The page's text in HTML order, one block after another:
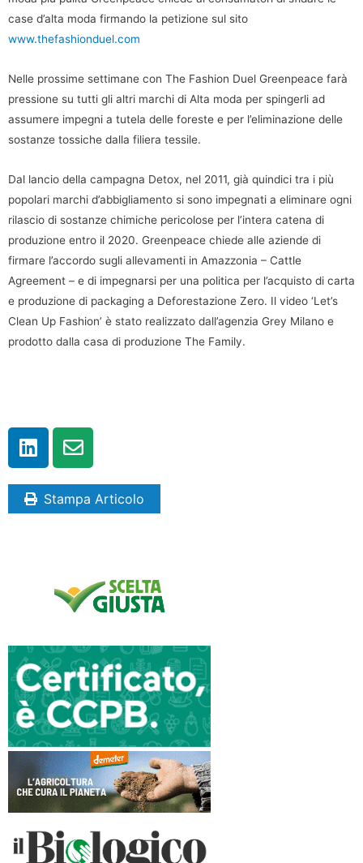
case d’alta moda firmando la petizione sul sito
www.thefashionduel.com
Nelle prossime settimane con The Fashion Duel Greenpeace farà
pressione su tutti gli altri marchi di Alta moda per spingerli ad
assumere impegni a tutela delle foreste e per l’eliminazione delle
sostanze tossiche dalla filiera tessile.
Dal lancio della campagna Detox, nel 2011, già quindici tra i più
popolari marchi d’abbigliamento si sono impegnati a eliminare ogni
rilascio di sostanze chimiche pericolose per l’intera catena di
produzione entro il 2020. Greenpeace chiede alle aziende di
firmare l’accordo sugli allevamenti in Amazzonia – Cattle
Agreement – e di impegnarsi per una politica per l’acquisto di carta
e produzione di packaging a Deforestazione Zero. Il video ‘Let’s
Clean Up Fashion’ è stato realizzato dall’agenzia Grey Milano e
prodotto dalla casa di produzione The Family.
Stampa Articolo